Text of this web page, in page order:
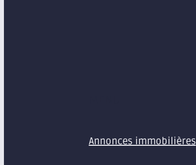
Annonces immobilières